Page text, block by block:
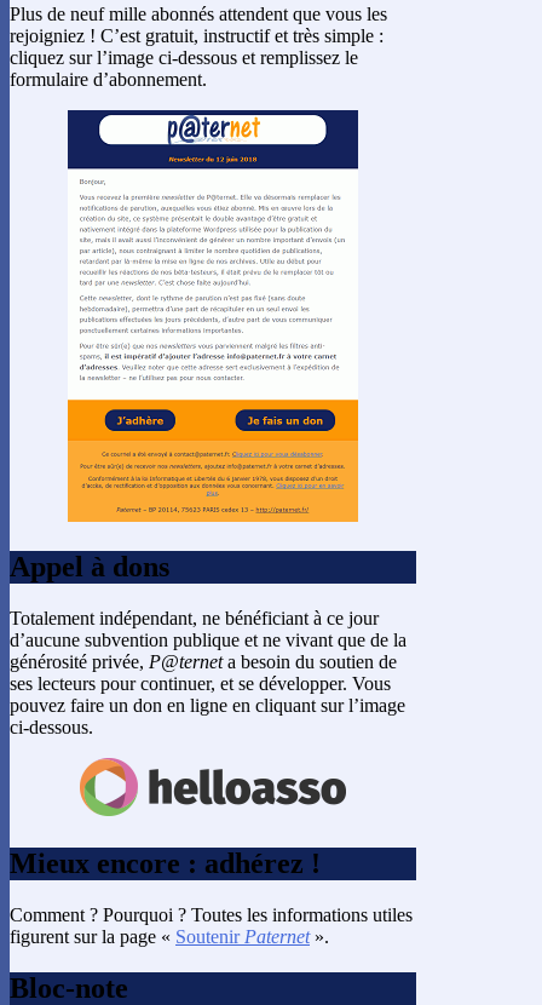
Plus de neuf mille abonnés attendent que vous les
rejoigniez ! C’est gratuit, instructif et très simple :
cliquez sur l’image ci-dessous et remplissez le
formulaire d’abonnement.
Appel à dons
Totalement indépendant, ne bénéficiant à ce jour
d’aucune subvention publique et ne vivant que de la
générosité privée, P@terneta besoin du soutien de
ses lecteurs pour continuer, et se développer. Vous
pouvez faire un don en ligne en cliquant sur l’image
ci-dessous.
Mieux encore : adhérez !
Comment ? Pourquoi ? Toutes les informations utiles
figurent sur la page « Soutenir Paternet».
Bloc-note